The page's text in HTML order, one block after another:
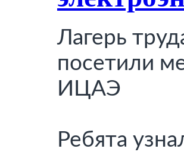
Лагерь
посетили
ИЦАЭ
Ребята